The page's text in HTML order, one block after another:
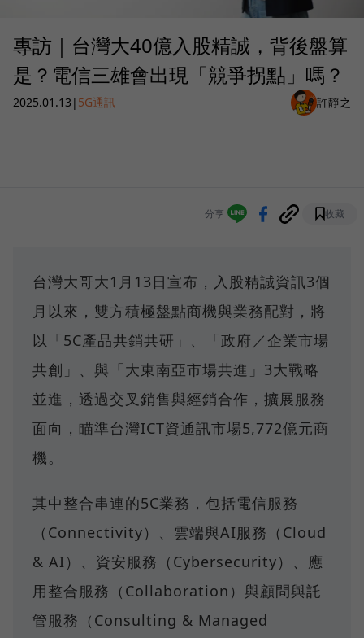
專訪｜台灣大40億入股精誠，背後盤算
是？電信三雄會出現「競爭拐點」嗎？
2025.01.13 | 5G通訊 許靜之
分享 收藏
台灣大哥大1月13日宣布，入股精誠資訊3個
月以來，雙方積極盤點商機與業務配對，將
以「5C產品共銷共研」、「政府／企業市場
共創」、與「大東南亞市場共進」3大戰略
並進，透過交叉銷售與經銷合作，擴展服務
面向，瞄準台灣ICT資通訊市場5,772億元商
機。
其中整合串連的5C業務，包括電信服務
（Connectivity）、雲端與AI服務（Cloud
& AI）、資安服務（Cybersecurity）、應
用整合服務（Collaboration）與顧問與託
管服務（Consulting & Managed